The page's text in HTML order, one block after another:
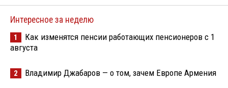
Интересное за неделю
1
Как изменятся пенсии работающих пенсионеров с 1
августа
2 Владимир Джабаров — о том, зачем Европе Армения